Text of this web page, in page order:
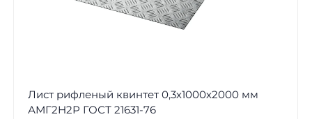
Лист рифленый квинтет 0,3х1000х2000 мм
АМГ2Н2Р ГОСТ 21631-76